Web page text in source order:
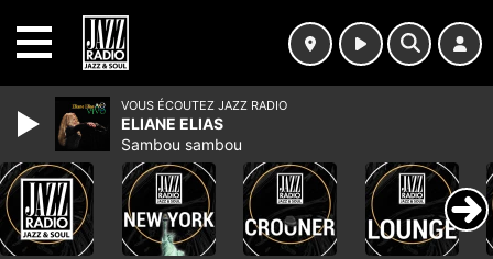
VOUS ÉCOUTEZ JAZZ RADIO
ELIANE ELIAS
Sambou sambou